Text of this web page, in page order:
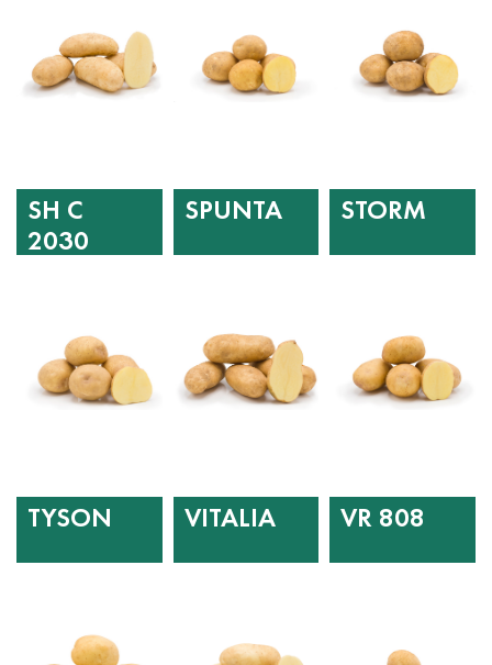
SH C
2030
SPUNTA STORM
TYSON VITALIA VR 808